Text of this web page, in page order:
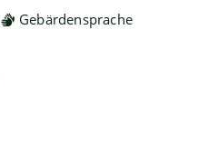
Gebärdensprache